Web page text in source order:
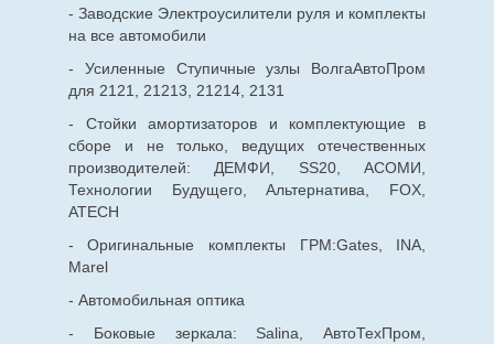
- Заводские Электроусилители руля и комплекты
на все автомобили
- Усиленные Ступичные узлы ВолгаАвтоПром
для 2121, 21213, 21214, 2131
- Стойки амортизаторов и комплектующие в
сборе и не только, ведущих отечественных
производителей: ДЕМФИ, SS20, АСОМИ,
Технологии Будущего, Альтернатива, FOX,
ATECH
- Оригинальные комплекты ГРМ:Gates, INA,
Marel
- Автомобильная оптика
- Боковые зеркала: Salina, АвтоТехПром,